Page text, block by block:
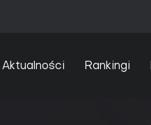
Aktualności Rankingi